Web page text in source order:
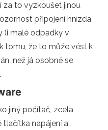
za to vyzkoušet jinou
připojení hnízda
(i malé odpadky v
tomu, že to může vést k
než já osobně se
jiný počítač, zcela
tlačítka napájení a